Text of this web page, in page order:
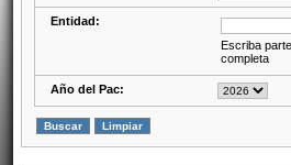
Entidad:
Escriba
completa
Año del Pac: